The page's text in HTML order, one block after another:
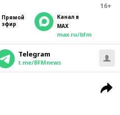
16+
прямой
эфир
Канал в
MAX
max.ru/bfm
Telegram
t.me/BFMnews